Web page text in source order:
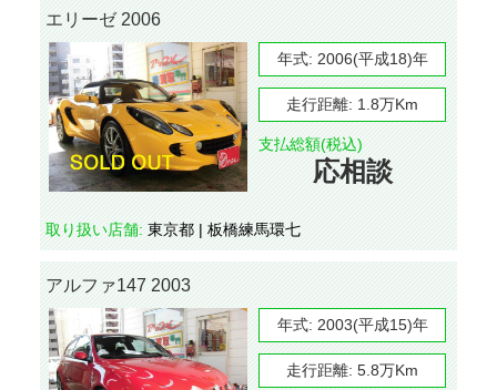
エリーゼ 2006
年式: 2006(平成18)年
走行距離: 1.8万Km
支払総額(税込)
応相談
取り扱い店舗: 東京都 | 板橋練馬環七
アルファ147 2003
年式: 2003(平成15)年
走行距離: 5.8万Km